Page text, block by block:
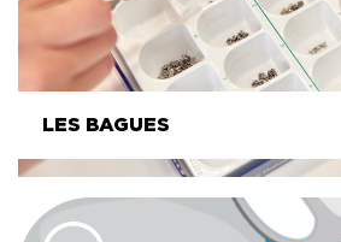
LES BAGUES